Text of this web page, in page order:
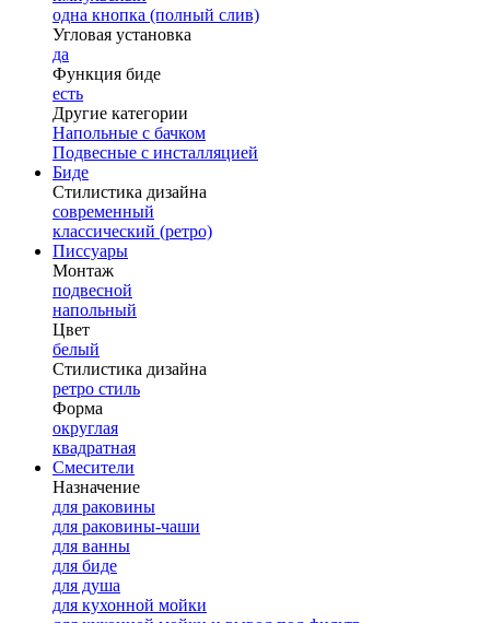
одна кнопка (полный слив)
Угловая установка
да
Функция биде
есть
Другие категории
Напольные с бачком
Подвесные с инсталляцией
Биде
Стилистика дизайна
современный
классический (ретро)
Писсуары
Монтаж
подвесной
напольный
Цвет
белый
Стилистика дизайна
ретро стиль
Форма
округлая
квадратная
Смесители
Назначение
для раковины
для раковины-чаши
для ванны
для биде
для душа
для кухонной мойки